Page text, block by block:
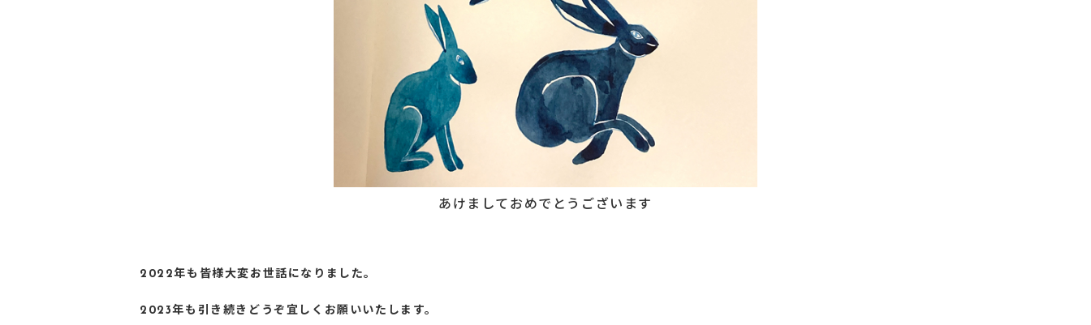
あけましておめでとうございます
2022年も皆様大変お世話になりました。
2023年も引き続きどうぞ宜しくお願いいたします。